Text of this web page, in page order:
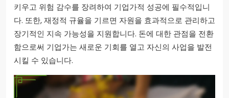
키우고 위험 감수를 장려하여 기업가적 성공에 필수적입니
다. 또한, 재정적 규율을 기르면 자원을 효과적으로 관리하고
장기적인 지속 가능성을 지원합니다. 돈에 대한 관점을 전환
함으로써 기업가는 새로운 기회를 열고 자신의 사업을 발전
시킬 수 있습니다.